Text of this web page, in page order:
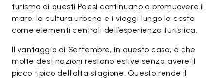
turismo di questi Paesi continuano a promuovere il
mare, la cultura urbana e i viaggi lungo la costa
come elementi centrali dell’esperienza turistica.
Il vantaggio di Settembre, in questo caso, è che
molte destinazioni restano estive senza avere il
picco tipico dell'alta stagione. Questo rende il